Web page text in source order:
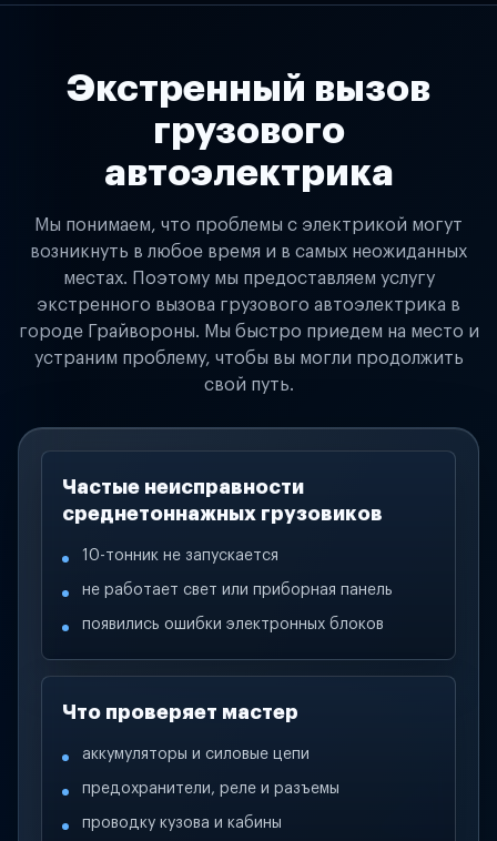
Экстренный вызов
грузового
автоэлектрика
Мы понимаем, что проблемы с электрикой могут
возникнуть в любое время и в самых неожиданных
местах. Поэтому мы предоставляем услугу
экстренного вызова грузового автоэлектрика в
городе Грайвороны. Мы быстро приедем на место и
устраним проблему, чтобы вы могли продолжить
свой путь.
Частые неисправности
среднетоннажных грузовиков
10-тонник не запускается
не работает свет или приборная панель
появились ошибки электронных блоков
Что проверяет мастер
аккумуляторы и силовые цепи
предохранители, реле и разъемы
проводку кузова и кабины